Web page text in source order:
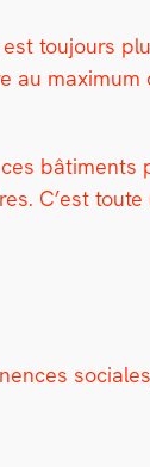
tou­jours
au
bâti­ments
C’est